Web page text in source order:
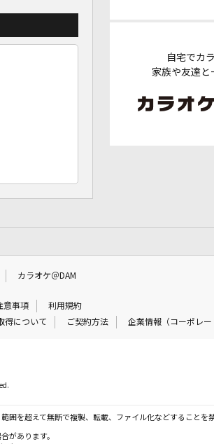
自宅でカ
家族や友達と
カラオケ＠DAM
意事項
利用規約
得について ご契約方法 企業情報（コーポレー
囲を超えて無断で複製、転載、ファイル化などすることを禁
があります。